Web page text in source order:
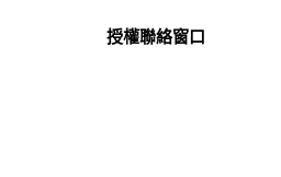
授權聯絡窗口